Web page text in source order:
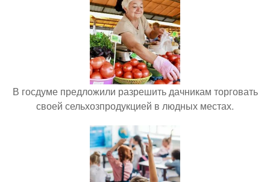
В госдуме предложили разрешить дачникам торговать
своей сельхозпродукцией в людных местах.